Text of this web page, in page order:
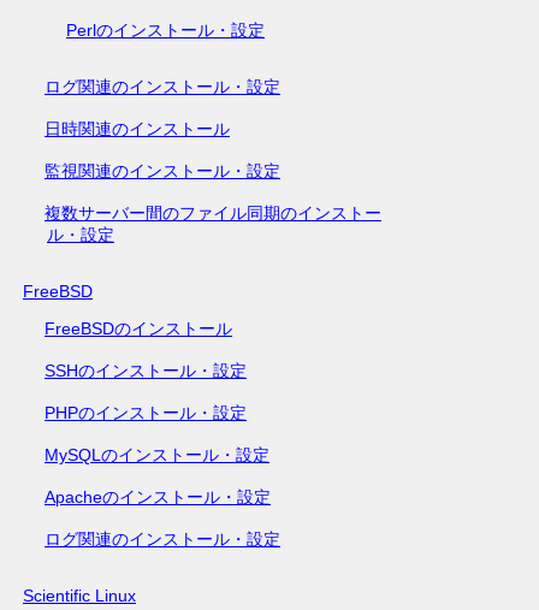
Perlのインストール・設定
ログ関連のインストール・設定
日時関連のインストール
監視関連のインストール・設定
複数サーバー間のファイル同期のインストー
ル・設定
FreeBSD
FreeBSDのインストール
SSHのインストール・設定
PHPのインストール・設定
MySQLのインストール・設定
Apacheのインストール・設定
ログ関連のインストール・設定
Scientific Linux